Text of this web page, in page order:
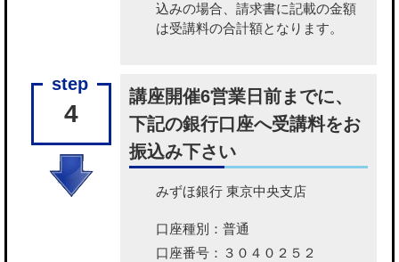
込みの場合、請求書に記載の金額
は受講料の合計額となります。
4
講座開催6営業日前までに、
下記の銀行口座へ受講料をお
振込み下さい
みずほ銀行 東京中央支店
口座種別：普通
口座番号：３０４０２５２